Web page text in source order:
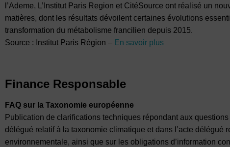
l’Ademe, L’Institut Paris Region et CitéSource ont réalisé un
matières, dont les résultats dévoilent certaines évolutions
transformation du métabolisme francilien depuis 2015.
Source : Institut Paris Région – En savoir plus
Finance Responsable
FAQ sur la Taxonomie européenne
Publication de clarifications techniques répondant aux
délégué relatif à la taxonomie climatique et dans l’acte délégué
environnementale, ainsi que sur les obligations d’information